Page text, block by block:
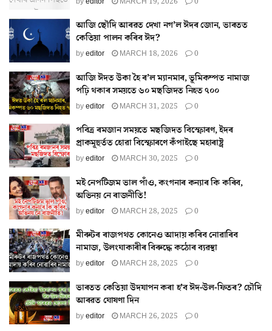
আজি ছৌদি আৰৱত দেখা নগ’ল ঈদৰ জোন, ভাৰতত
কেতিয়া পালন কৰিব ঈদ?
byeditor MARCH 18, 2026 0
আজি ঈদত উকা হৈ ৰ’ল ম্যানমাৰ, ভূমিকম্পত নামাজ
পঢ়ি থকাৰ সময়তে ৬০ মছজিদত নিহত ৭০০
byeditor MARCH 31, 2025 0
পবিত্ৰ ৰমজান সময়তে মছজিদত বিস্ফোৰণ, ইদৰ
প্ৰাকমূহুৰ্তত হোৱা বিস্ফোৰণে কঁপাইছে মহাৰাষ্ট্ৰ
byeditor MARCH 30, 2025 0
মই নেপটিজম ভাল পাঁও, কংগনাৰ কন্যাৰ কি কৰিব,
অভিনয় নে ৰাজনীতি!
byeditor MARCH 28, 2025 0
মীৰুটৰ ৰাজপথত কোনেও আদায় কৰিব নোৱাৰিব
নামাজ, উলংঘাকাৰীৰ বিৰুদ্ধে কঠোৰ ব্যৱস্থা
byeditor MARCH 28, 2025 0
ভাৰতত কেতিয়া উদযাপন কৰা হ’ব ঈদ-উল-ফিতৰ? চৌদি
আৰৱত ঘোষণা দিন
byeditor MARCH 26, 2025 0